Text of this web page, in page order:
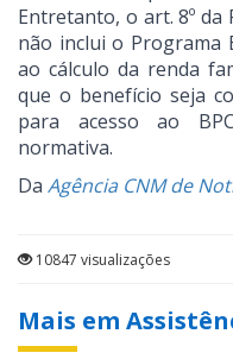
Entretanto, o art. 8º da
não inclui o Programa
ao cálculo da renda
que o benefício seja
para acesso ao
normativa.
Da Agência CNM de
10847 visualizações
Mais em